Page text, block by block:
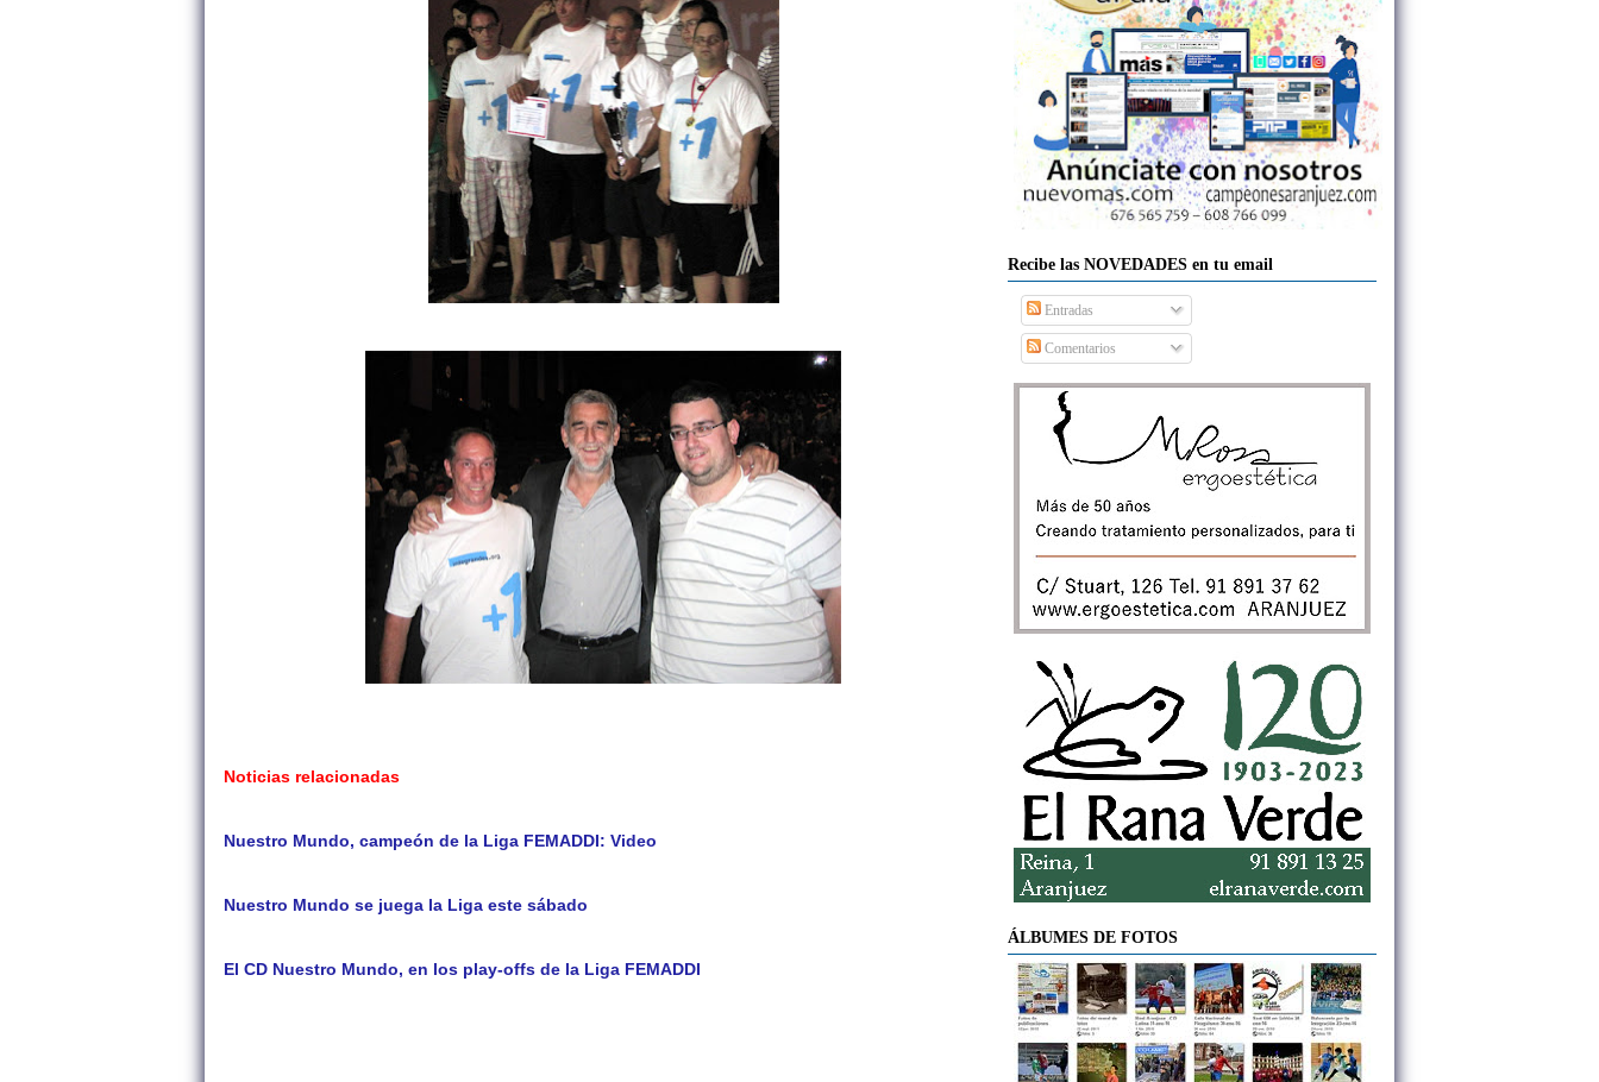
Noticias relacionadas
Nuestro Mundo, campeón de la Liga FEMADDI: Video
Nuestro Mundo se juega la Liga este sábado
El CD Nuestro Mundo, en los play-offs de la Liga FEMADDI
Recibe las NOVEDADES en tu email
Entradas
Comentarios
ÁLBUMES DE FOTOS